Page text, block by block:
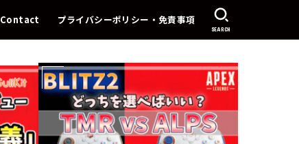
Contact プライバシーポリシー・免責事項
SEARCH